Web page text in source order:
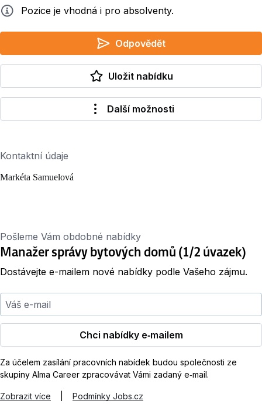
Info Pozice je vhodná i pro absolventy.
Odpovědět
Uložit nabídku
Další možnosti
Kontaktní údaje
Markéta Samuelová
Pošleme Vám obdobné nabídky
Manažer správy bytových domů (1/2 úvazek)
Dostávejte e-mailem nové nabídky podle Vašeho zájmu.
Váš e-mail
Chci nabídky e‑mailem
Za účelem zasílání pracovních nabídek budou společnosti ze
skupiny Alma Career zpracovávat Vámi zadaný e‑mail.
Zobrazit více Podmínky Jobs.cz